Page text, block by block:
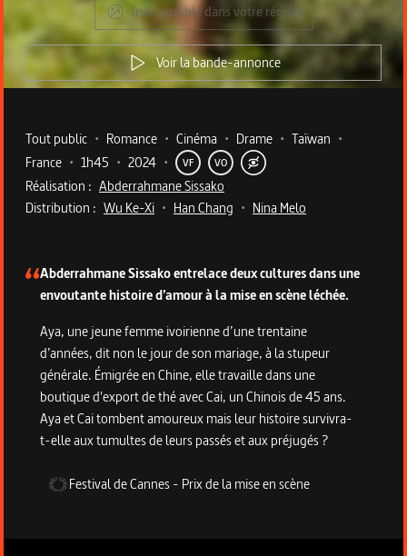
Indisponible dans votre région
Voir la bande-annonce
Metadata du programme
Tout public • Romance • Cinéma • Drame • Taïwan •
France • 1h45 • 2024 • VF VO
Réalisation : Abderrahmane Sissako
Distribution : Wu Ke-Xi • Han Chang • Nina Melo
Abderrahmane Sissako entrelace deux cultures dans une
envoutante histoire d’amour à la mise en scène léchée.
Aya, une jeune femme ivoirienne d’une trentaine
d’années, dit non le jour de son mariage, à la stupeur
générale. Émigrée en Chine, elle travaille dans une
boutique d'export de thé avec Cai, un Chinois de 45 ans.
Aya et Cai tombent amoureux mais leur histoire survivra-
t-elle aux tumultes de leurs passés et aux préjugés ?
Festival de Cannes- Prix de la mise en scène